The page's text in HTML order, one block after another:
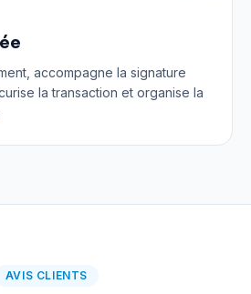
accompagne la signature
la transaction et organise la
AVIS CLIENTS